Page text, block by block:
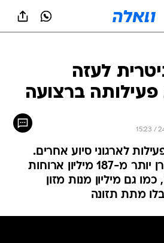
לעזה
ברצועה
לארגוני סיוע אחרים.
לדבריה, סיפקה הקרן יותר מ-187 מיליון ארוחות
גם מיליון מנות מזון
מתת תזונה